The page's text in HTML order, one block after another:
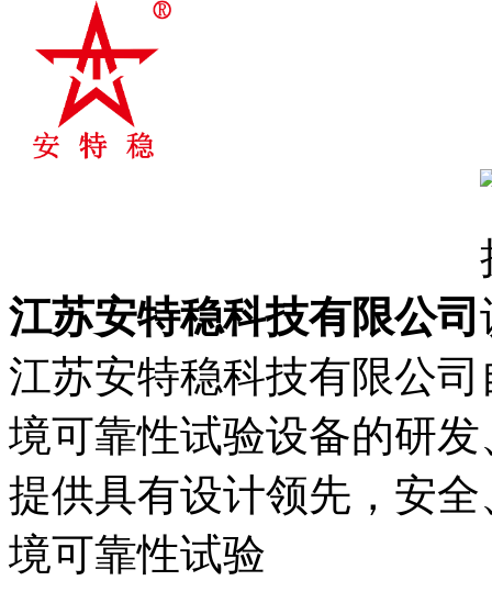
江苏安特稳科技有限公司
江苏安特稳科技有限公
境可靠性试验设备的研
提供具有设计领先，安
境可靠性试验